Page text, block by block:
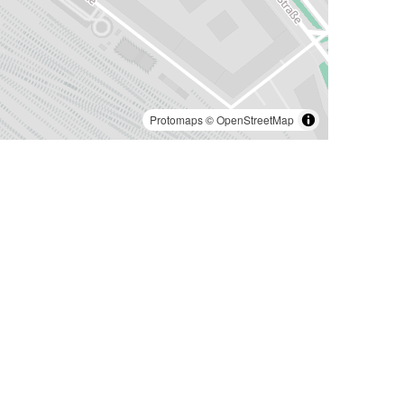
Protomaps©OpenStreetMap